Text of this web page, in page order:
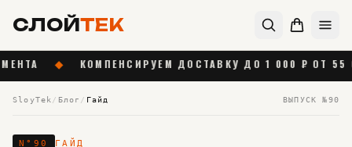
СЛОЙТЕК
◆ КОМПЕНСИРУЕМ ДОСТАВКУ ДО 1 000 ₽ ОТ 55 000 ₽
SloyTek / Блог / Гайд ВЫПУСК №90
N° 90 ГАЙД